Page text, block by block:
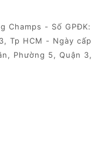
Champs - Số GPĐK:
Tp HCM - Ngày cấp
Phường 5, Quận 3,